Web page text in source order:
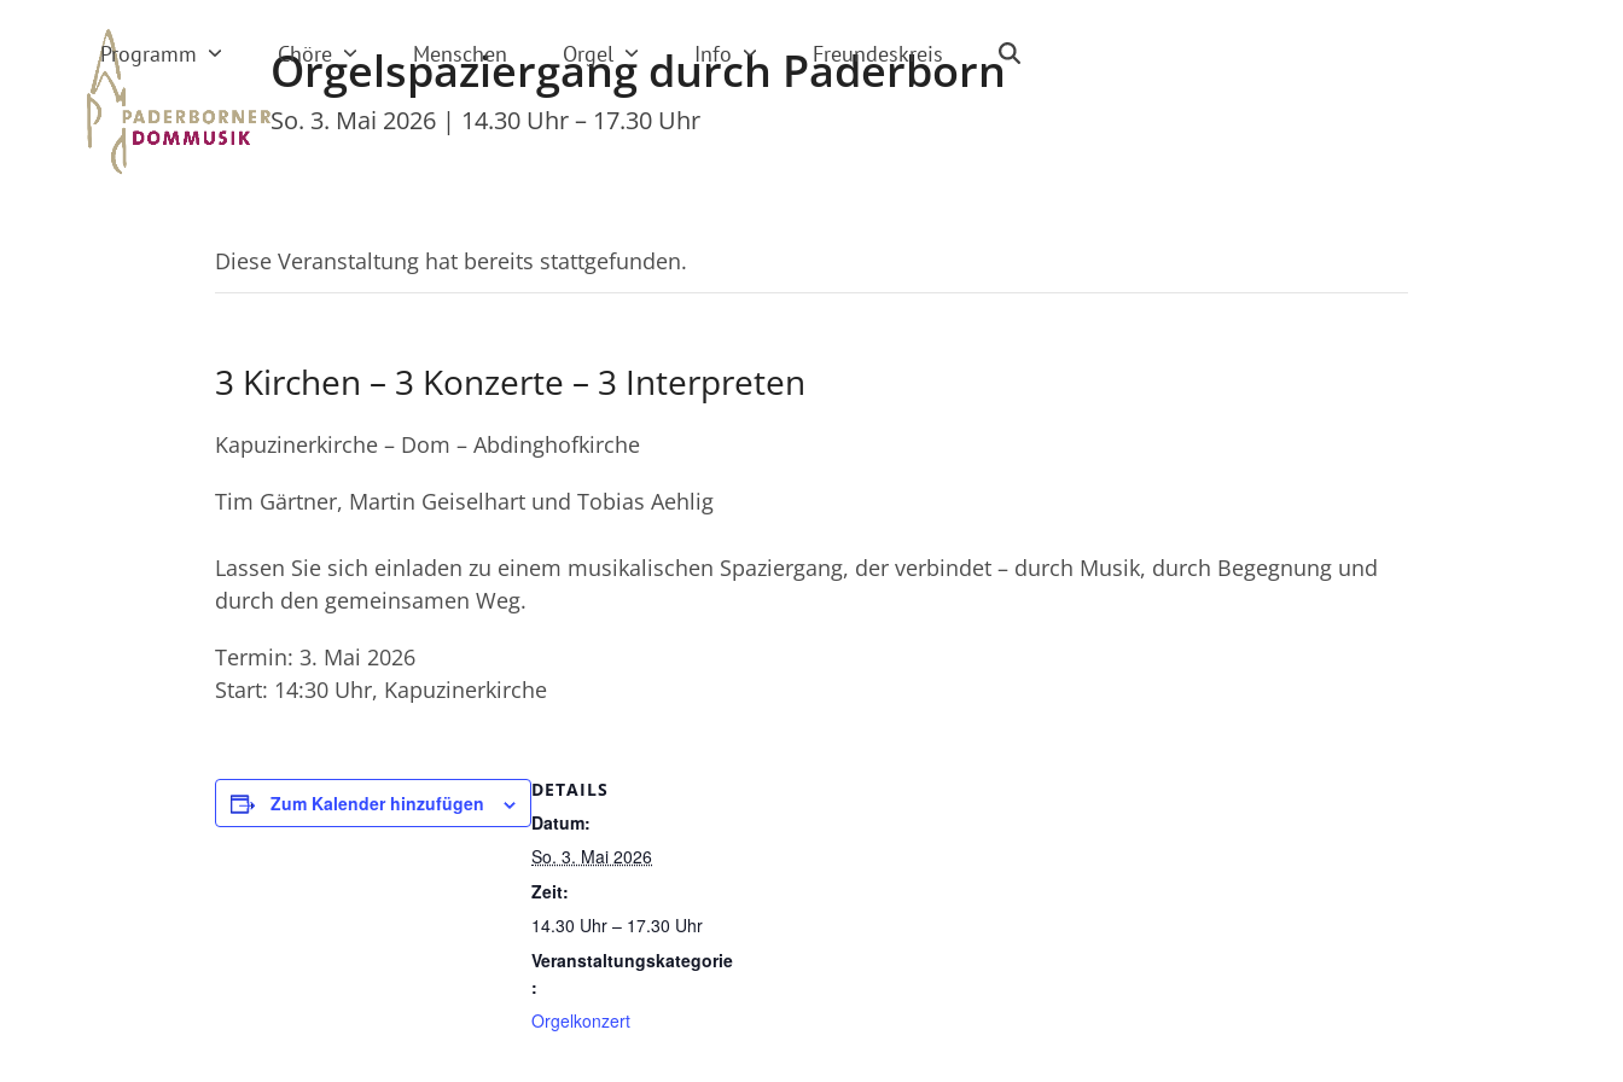
Programm Chöre Menschen Orgel Info Freundeskreis
Orgelspaziergang durch Paderborn
So. 3. Mai 2026 | 14.30 Uhr– 17.30 Uhr
Diese Veranstaltung hat bereits stattgefunden.
3 Kirchen – 3 Konzerte – 3 Interpreten
Kapuzinerkirche – Dom – Abdinghofkirche
Tim Gärtner, Martin Geiselhart und Tobias Aehlig
Lassen Sie sich einladen zu einem musikalischen Spaziergang, der verbindet – durch Musik, durch Begegnung und
durch den gemeinsamen Weg.
Termin: 3. Mai 2026
Start: 14:30 Uhr, Kapuzinerkirche
Zum Kalender hinzufügen
DETAILS
Datum:
So. 3. Mai 2026
Zeit:
14.30 Uhr – 17.30 Uhr
Veranstaltungskategorie
:
Orgelkonzert